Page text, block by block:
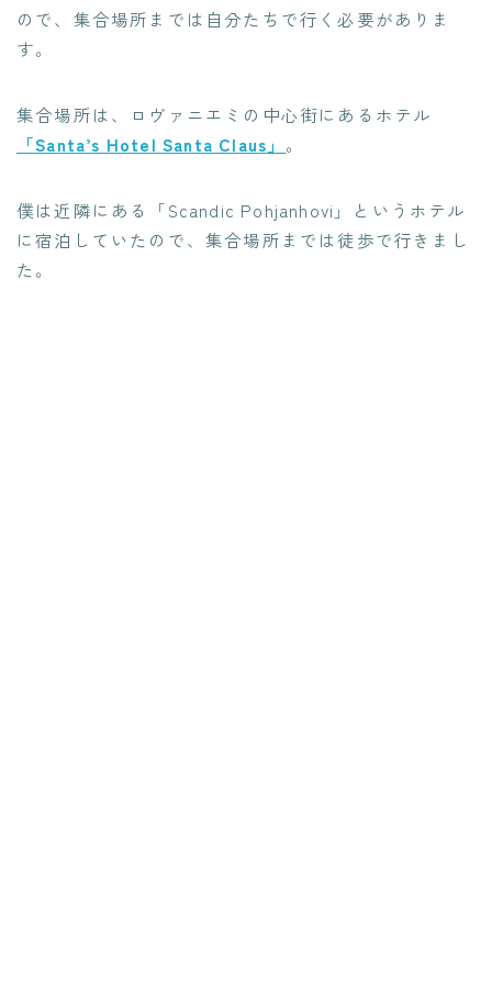
ので、集合場所までは自分たちで行く必要がありま
す。
集合場所は、ロヴァニエミの中心街にあるホテル
「Santa’s Hotel Santa Claus」 。
僕は近隣にある「Scandic Pohjanhovi」というホテル
に宿泊していたので、集合場所までは徒歩で行きまし
た。